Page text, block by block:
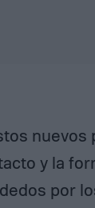
nuevos
y la
por